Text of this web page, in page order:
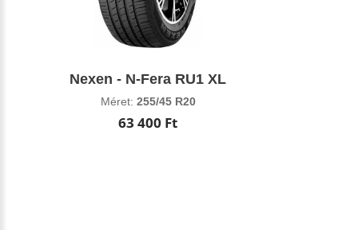
Nexen - N-Fera RU1 XL
Méret: 255/45 R20
63 400 Ft